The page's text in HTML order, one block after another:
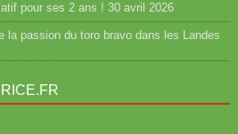
pour ses 2 ans ! 30 avril 2026
passion du toro bravo dans les Landes